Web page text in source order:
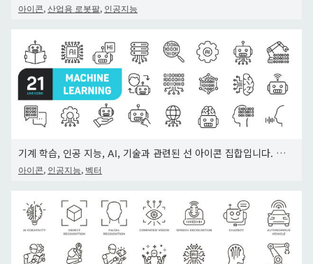
아이콘, 산업용 로봇팔, 인공지능
기계 학습, 인공 지능, AI, 기술과 관련된 선 아이콘 집합입니다. 윤곽선 아이콘 모음. 편집 가능한 획. 벡터 일러
아이콘, 인공지능, 벡터